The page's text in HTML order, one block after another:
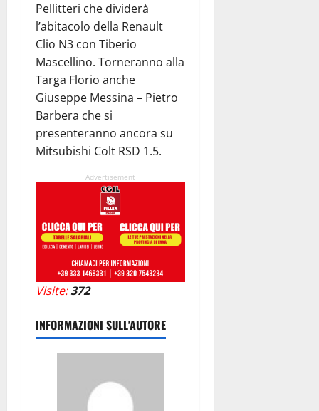
Pellitteri che dividerà
l’abitacolo della Renault
Clio N3 con Tiberio
Mascellino. Torneranno alla
Targa Florio anche
Giuseppe Messina – Pietro
Barbera che si
presenteranno ancora su
Mitsubishi Colt RSD 1.5.
Advertisement
Visite:372
INFORMAZIONI SULL'AUTORE